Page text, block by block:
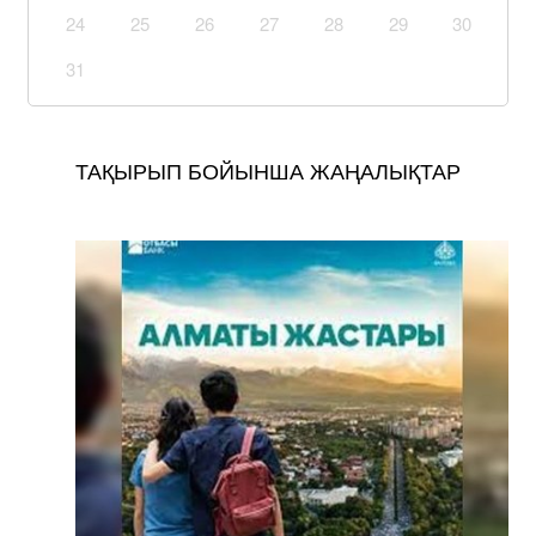
24
25 26 27 28 29
30
31
ТАҚЫРЫП БОЙЫНША ЖАҢАЛЫҚТАР